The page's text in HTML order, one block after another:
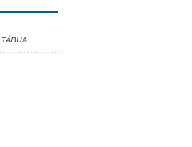
TÁBUA